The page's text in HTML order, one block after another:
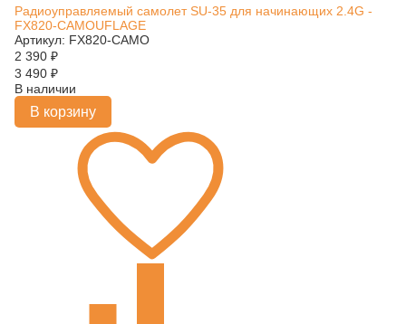
Радиоуправляемый самолет SU-35 для начинающих 2.4G -
FX820-CAMOUFLAGE
Артикул: FX820-CAMO
2 390 ₽
3 490 ₽
В наличии
В корзину